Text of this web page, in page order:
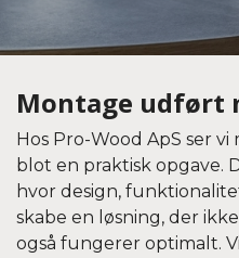
Montage udført
Hos Pro-Wood ApS ser
blot en praktisk opgave.
hvor design,
skabe en løsning, der
også fungerer optimalt.